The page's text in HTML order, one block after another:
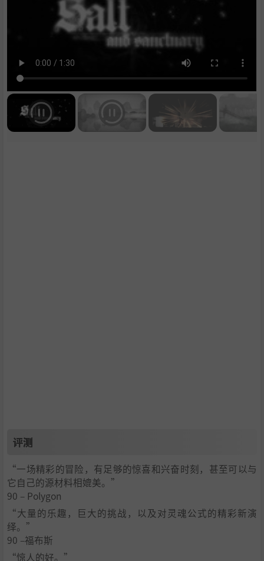
评测
“一场精彩的冒险，有足够的惊喜和兴奋时刻，甚至可以与
它自己的源材料相媲美。”
90 – Polygon
“大量的乐趣，巨大的挑战，以及对灵魂公式的精彩新演
绎。”
90 –福布斯
“惊人的好。”